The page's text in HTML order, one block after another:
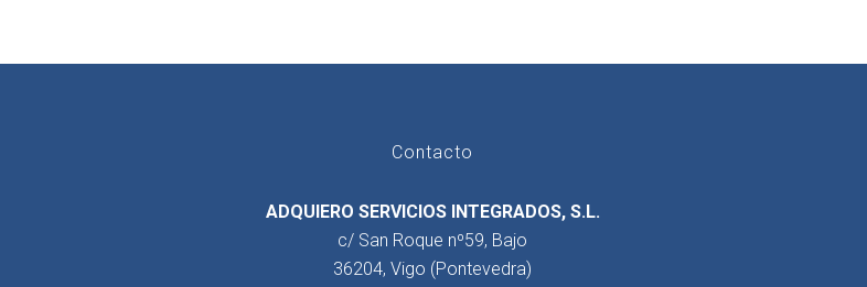
Contacto
ADQUIERO SERVICIOS INTEGRADOS, S.L.
c/ San Roque nº59, Bajo
36204, Vigo (Pontevedra)